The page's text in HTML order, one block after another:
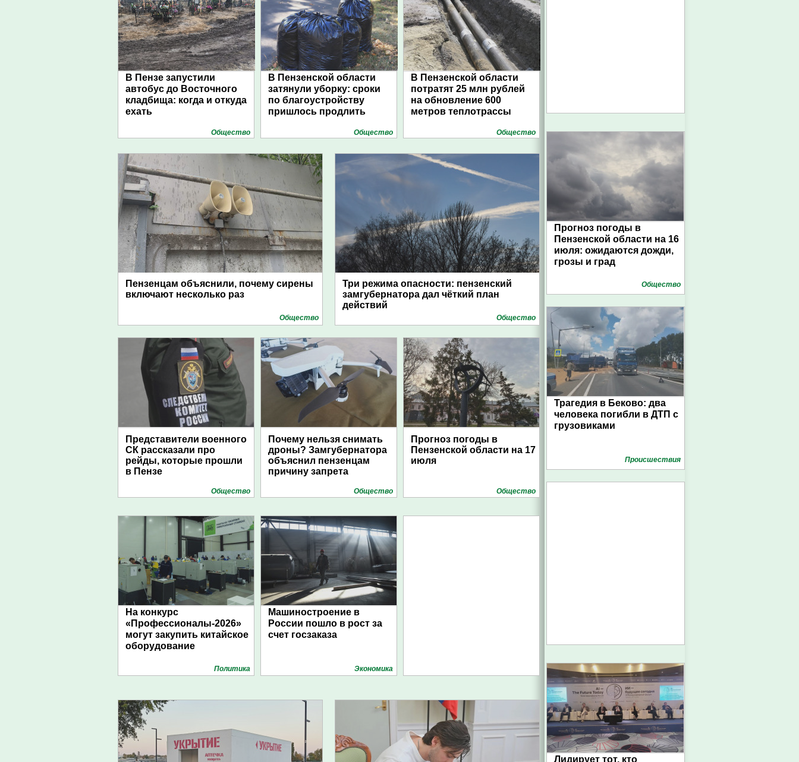
В Пензе запустили
автобус до Восточного
кладбища: когда и откуда
ехать
Общество
В Пензенской области
затянули уборку: сроки
по благоустройству
пришлось продлить
Общество
В Пензенской области
потратят 25 млн рублей
на обновление 600
метров теплотрассы
Общество
Пензенцам объяснили, почему сирены
включают несколько раз
Общество
Три режима опасности: пензенский
замгубернатора дал чёткий план
действий
Общество
Представители военного
СК рассказали про
рейды, которые прошли
в Пензе
Общество
Почему нельзя снимать
дроны? Замгубернатора
объяснил пензенцам
причину запрета
Общество
Прогноз погоды в
Пензенской области на 17
июля
Общество
На конкурс
«Профессионалы-2026»
могут закупить китайское
оборудование
Политика
Машиностроение в
России пошло в рост за
счет госзаказа
Экономика
Прогноз погоды в
Пензенской области на 16
июля: ожидаются дожди,
грозы и град
Общество
Трагедия в Беково: два
человека погибли в ДТП с
грузовиками
Проиcшествия
Лидирует тот, кто